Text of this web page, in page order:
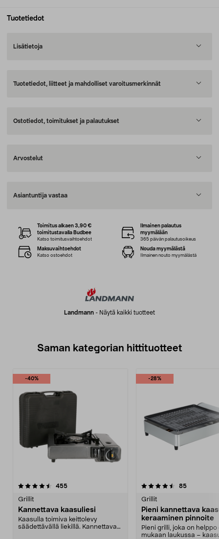
Tuotetiedot
Lisätietoja
Tuotetiedot, liitteet ja mahdolliset varoitusmerkinnät
Ostotiedot, toimitukset ja palautukset
Arvostelut
Asiantuntija vastaa
Landmann - Näytä kaikki tuotteet
Toimitus alkaen 3,90 €
toimitustavalla Budbee
Katso toimitusvaihtoehdot
Ilmainen palautus
myymälään
365 päivän palautusoikeus
Maksuvaihtoehdot
Katso ostoehdot
Nouda myymälästä
Ilmainen nouto myymälästä
Saman kategorian hittituotteet
-40%
455arvostelut
Grillit
Kannettava kaasuliesi
Kaasulla toimiva keittolevy
säädettävällä liekillä. Kannettava
-28%
4.5 viidestä
85arvostelut
Grillit
Pieni kannettava
keraaminen pinnoite
Pieni grilli, joka on helppo
mukaan laukussa –
4.5 viidestä